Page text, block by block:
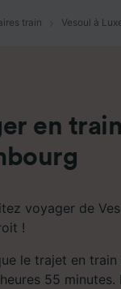
train Vesoul à
en
voyager de
!
le trajet en
55